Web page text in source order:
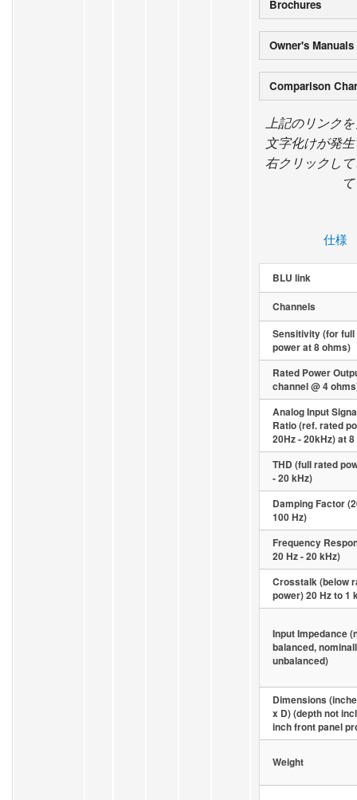
Brochures
Owner's Manuals
Comparison
上記のリンク
文字化けが発
右クリックし
仕様
BLU link
Channels
Sensitivity (for full
power at 8 ohms)
Rated Power
channel @ 4
Analog Input
Ratio (ref. rated
20Hz - 20kHz) at
THD (full rated
- 20 kHz)
Damping Factor
100 Hz)
Frequency
20 Hz - 20 kHz)
Crosstalk (below
power) 20 Hz to 1
Input Impedance
balanced,
unbalanced)
Dimensions
x D) (depth not
inch front panel
Weight